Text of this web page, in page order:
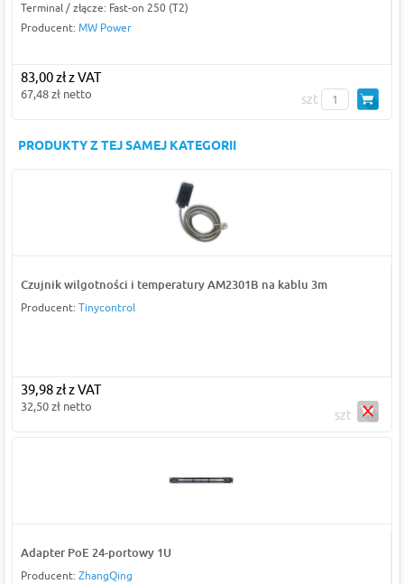
Terminal / złącze: Fast-on 250 (T2)
Producent: MW Power
83,00 zł z VAT
67,48 zł netto szt
PRODUKTY Z TEJ SAMEJ KATEGORII
Czujnik wilgotności i temperatury AM2301B na kablu 3m
Producent: Tinycontrol
39,98 zł z VAT
32,50 zł netto
szt
Adapter PoE 24-portowy 1U
Producent: ZhangQing